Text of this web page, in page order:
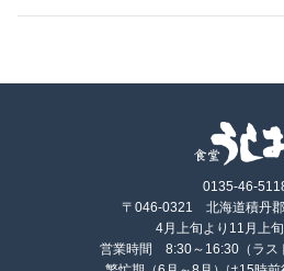
0135-46-
〒046-0321 北海道積丹
4月上旬より11月上
営業時間 8:30～16:30（ラス